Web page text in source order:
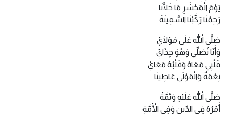
يَوْمَ الْمَحْشَرِ مَا خَلَّانَا
رَحِمْنَا رَكَّبْنَا السَّفِينَةَ
صَلَّى اللهُ عَلَى مَوْلَايْ
وَأَنَا نُصَلِّي وَهُوَ حِذَايْ
قَلْبِي مَعَاهُ وَقَلْبُهُ مَعَايْ
نِعْمَةٌ وَالْمَوْلَى عَاطِينَا
صَلَّى اللهُ عَلَيْهِ وَتَمَّةْ
أَمْرُهُ فِي الدِّينِ وَفِي الْأُمَّةِ